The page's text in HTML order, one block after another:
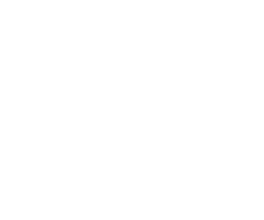
se
preocupaciones de las
elementos de debate más
Hablamos de ello con la